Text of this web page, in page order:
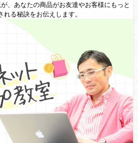
、あなたの商品がお友達やお客様にもっと
れる秘訣をお伝えします。